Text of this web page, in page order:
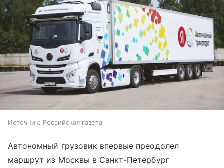
Источник: Российская газета
Автономный грузовик впервые преодолел
маршрут из Москвы в Санкт-Петербург